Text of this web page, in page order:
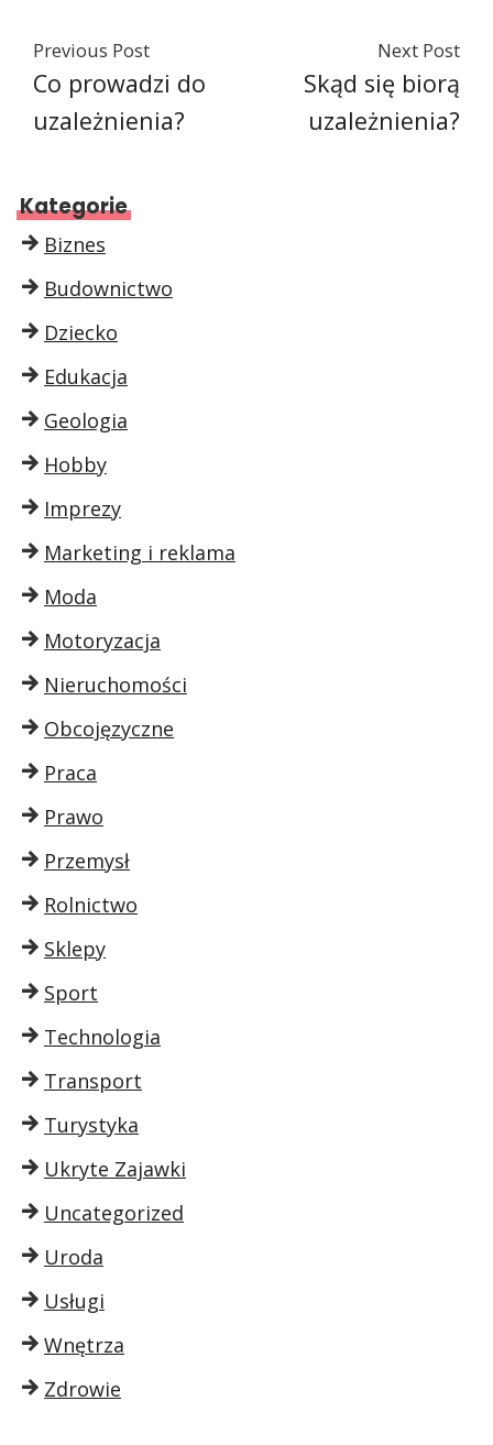
Previous Post
Co prowadzi do
uzależnienia?
Next Post
Skąd się biorą
uzależnienia?
Kategorie
Biznes
Budownictwo
Dziecko
Edukacja
Geologia
Hobby
Imprezy
Marketing i reklama
Moda
Motoryzacja
Nieruchomości
Obcojęzyczne
Praca
Prawo
Przemysł
Rolnictwo
Sklepy
Sport
Technologia
Transport
Turystyka
Ukryte Zajawki
Uncategorized
Uroda
Usługi
Wnętrza
Zdrowie